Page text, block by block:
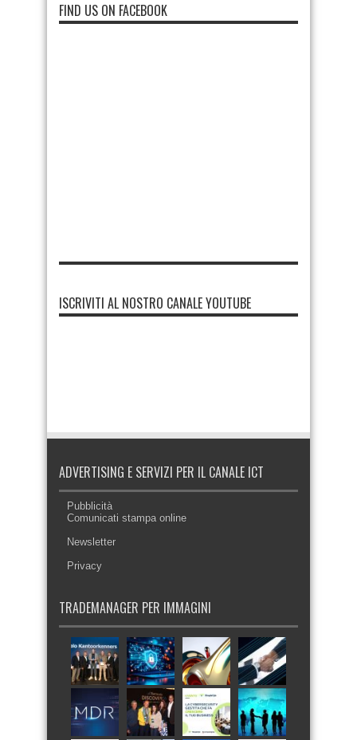
FIND US ON FACEBOOK
ISCRIVITI AL NOSTRO CANALE YOUTUBE
ADVERTISING E SERVIZI PER IL CANALE ICT
Pubblicità
Comunicati stampa online
Newsletter
Privacy
TRADEMANAGER PER IMMAGINI